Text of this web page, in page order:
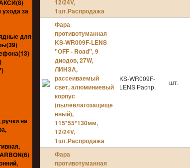
за
для
на
12/24V,
1шт.Распродажа
Фара
противотуманная
KS-WR009F-LENS
''OFF - Road'', 9
диодов, 27W,
ЛИНЗА,
рассеиваемый
свет, алюминиевый
корпус
(пылевлагозащище
нный),
115*55*130мм,
12/24V,
1шт.Распродажа
KS-WR009F-
LENS Распр.
шт.
Фара
противотуманная